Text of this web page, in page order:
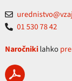
01 530 78 42
Naročnikilahko